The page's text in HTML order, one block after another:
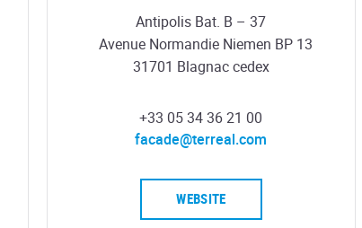
Antipolis Bat. B – 37
Avenue Normandie Niemen BP 13
31701 Blagnac cedex
+33 05 34 36 21 00
facade@terreal.com
WEBSITE